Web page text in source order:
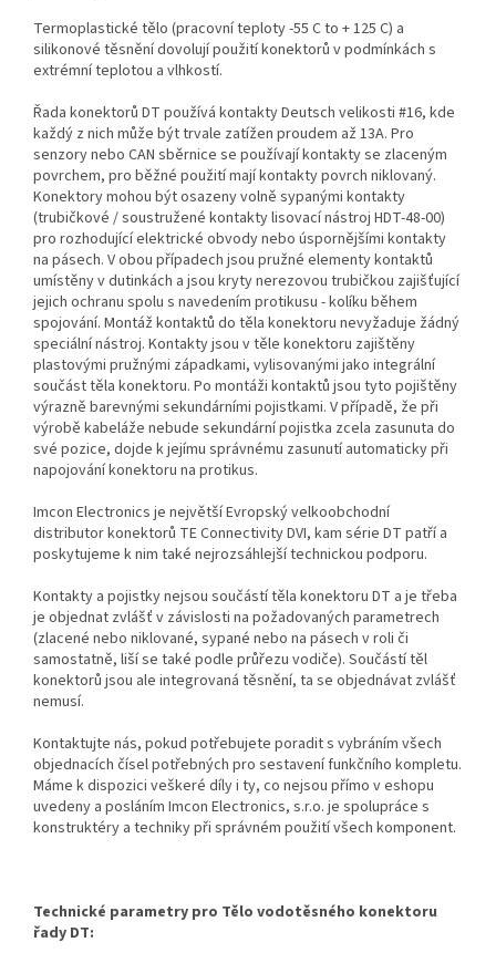
Termoplastické tělo (pracovní teploty -55 C to + 125 C) a
silikonové těsnění dovolují použití konektorů v podmínkách s
extrémní teplotou a vlhkostí.
Řada konektorů DT používá kontakty Deutsch velikosti #16, kde
každý z nich může být trvale zatížen proudem až 13A. Pro
senzory nebo CAN sběrnice se používají kontakty se zlaceným
povrchem, pro běžné použití mají kontakty povrch niklovaný.
Konektory mohou být osazeny volně sypanými kontakty
(trubičkové / soustružené kontakty lisovací nástroj HDT-48-00)
pro rozhodující elektrické obvody nebo úspornějšími kontakty
na pásech. V obou případech jsou pružné elementy kontaktů
umístěny v dutinkách a jsou kryty nerezovou trubičkou zajišťující
jejich ochranu spolu s navedením protikusu - kolíku během
spojování. Montáž kontaktů do těla konektoru nevyžaduje žádný
speciální nástroj. Kontakty jsou v těle konektoru zajištěny
plastovými pružnými západkami, vylisovanými jako integrální
součást těla konektoru. Po montáži kontaktů jsou tyto pojištěny
výrazně barevnými sekundárními pojistkami. V případě, že při
výrobě kabeláže nebude sekundární pojistka zcela zasunuta do
své pozice, dojde k jejímu správnému zasunutí automaticky při
napojování konektoru na protikus.
Imcon Electronics je největší Evropský velkoobchodní
distributor konektorů TE Connectivity DVI, kam série DT patří a
poskytujeme k nim také nejrozsáhlejší technickou podporu.
Kontakty a pojistky nejsou součástí těla konektoru DT a je třeba
je objednat zvlášť v závislosti na požadovaných parametrech
(zlacené nebo niklované, sypané nebo na pásech v roli či
samostatně, liší se také podle průřezu vodiče). Součástí těl
konektorů jsou ale integrovaná těsnění, ta se objednávat zvlášť
nemusí.
Kontaktujte nás, pokud potřebujete poradit s vybráním všech
objednacích čísel potřebných pro sestavení funkčního kompletu.
Máme k dispozici veškeré díly i ty, co nejsou přímo v eshopu
uvedeny a posláním Imcon Electronics, s.r.o. je spolupráce s
konstruktéry a techniky při správném použití všech komponent.
Technické parametry pro Tělo vodotěsného konektoru
řady DT: